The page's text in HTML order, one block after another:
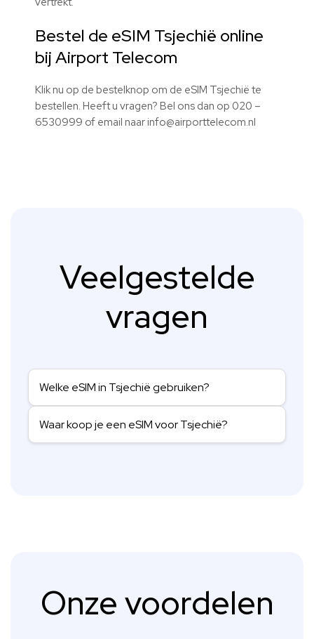
Bestel de eSIM Tsjechië online
bij Airport Telecom
Klik nu op de bestelknop om de eSIM Tsjechië te
bestellen. Heeft u vragen? Bel ons dan op 020 –
6530999 of email naar info@airporttelecom.nl
Veelgestelde
vragen
Welke eSIM in Tsjechië gebruiken?
Waar koop je een eSIM voor Tsjechië?
Onze voordelen